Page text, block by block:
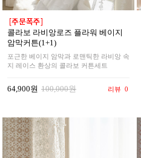
콜라보 라비앙로즈 플라워 베이지
암막커튼(1+1)
포근한 베이지 암막과 로맨틱한 라비앙 속
지 레이스 환상의 콜라보 커튼세트
64,900원 100,000원 리뷰 0